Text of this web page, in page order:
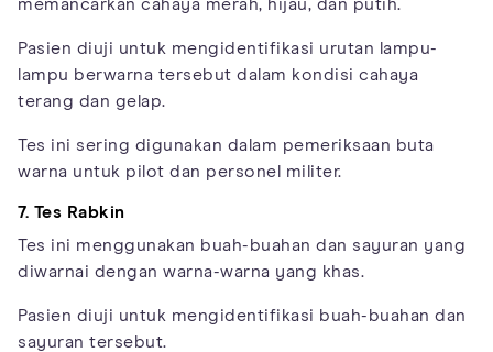
memancarkan cahaya merah, hijau, dan putih.
Pasien diuji untuk mengidentifikasi urutan lampu-
lampu berwarna tersebut dalam kondisi cahaya
terang dan gelap.
Tes ini sering digunakan dalam pemeriksaan buta
warna untuk pilot dan personel militer.
7. Tes Rabkin
Tes ini menggunakan buah-buahan dan sayuran yang
diwarnai dengan warna-warna yang khas.
Pasien diuji untuk mengidentifikasi buah-buahan dan
sayuran tersebut.